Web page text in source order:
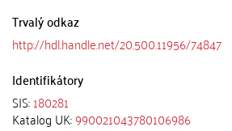
Trvalý odkaz
http://hdl.handle.net/20.500.11956/74847
Identifikátory
SIS:180281
Katalog UK:990021043780106986